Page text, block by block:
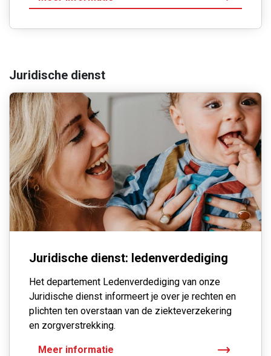
Juridische dienst
Juridische dienst: ledenverdediging
Het departement Ledenverdediging van onze
Juridische dienst informeert je over je rechten en
plichten ten overstaan van de ziekteverzekering
en zorgverstrekking.
Meer informatie